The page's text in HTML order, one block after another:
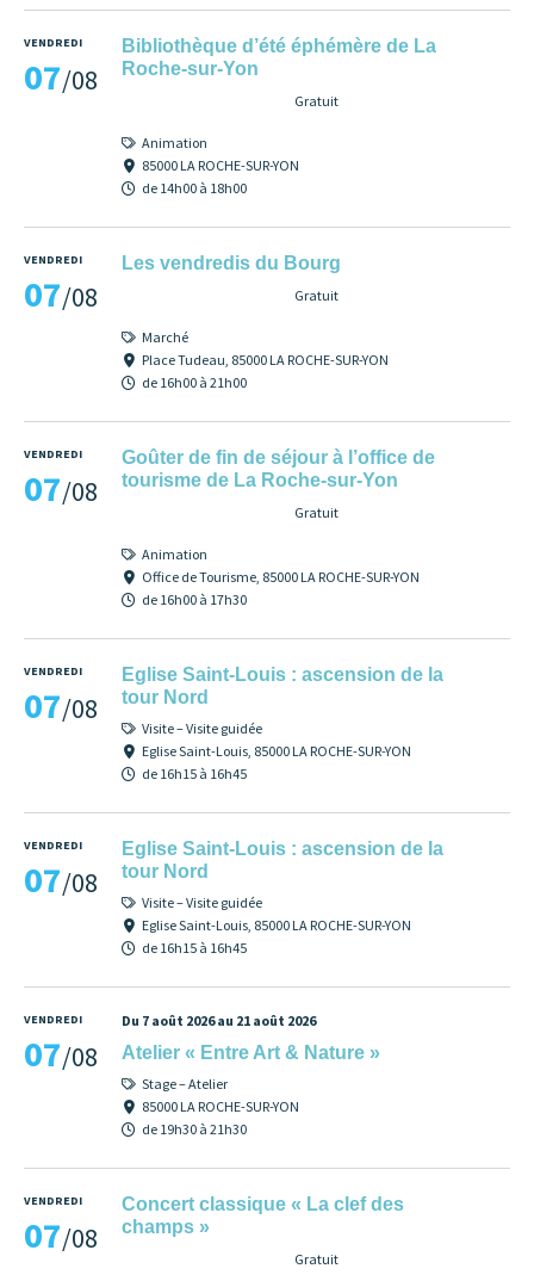
VENDREDI
07/08
Bibliothèque d’été éphémère de La
Roche-sur-Yon
Gratuit
Animation
85000 LA ROCHE-SUR-YON
de 14h00 à 18h00
VENDREDI
07/08
Les vendredis du Bourg
Gratuit
Marché
Place Tudeau, 85000 LA ROCHE-SUR-YON
de 16h00 à 21h00
VENDREDI
07/08
Goûter de fin de séjour à l’office de
tourisme de La Roche-sur-Yon
Gratuit
Animation
Office de Tourisme, 85000 LA ROCHE-SUR-YON
de 16h00 à 17h30
VENDREDI
07/08
Eglise Saint-Louis : ascension de la
tour Nord
Visite – Visite guidée
Eglise Saint-Louis, 85000 LA ROCHE-SUR-YON
de 16h15 à 16h45
VENDREDI
07/08
Eglise Saint-Louis : ascension de la
tour Nord
Visite – Visite guidée
Eglise Saint-Louis, 85000 LA ROCHE-SUR-YON
de 16h15 à 16h45
VENDREDI
07/08
Du 7 août 2026 au 21 août 2026
Atelier « Entre Art & Nature »
Stage – Atelier
85000 LA ROCHE-SUR-YON
de 19h30 à 21h30
VENDREDI
07/08
Concert classique « La clef des
champs »
Gratuit